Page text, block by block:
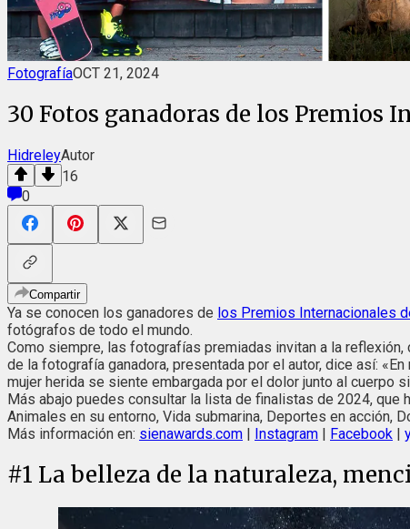
FotografíaOCT 21, 2024
30 Fotos ganadoras de los Premios
HidreleyAutor
16
0
Compartir
Ya se conocen los ganadores de los Premios Internacionales
fotógrafos de todo el mundo.
Como siempre, las fotografías premiadas invitan a la
de la fotografía ganadora, presentada por el autor, dice así:
mujer herida se siente embargada por el dolor junto al cuerpo
Más abajo puedes consultar la lista de finalistas de 2024,
Animales en su entorno, Vida submarina, Deportes en acción,
Más información en: sienawards.com | Instagram | Facebook |
#1 La belleza de la naturaleza,